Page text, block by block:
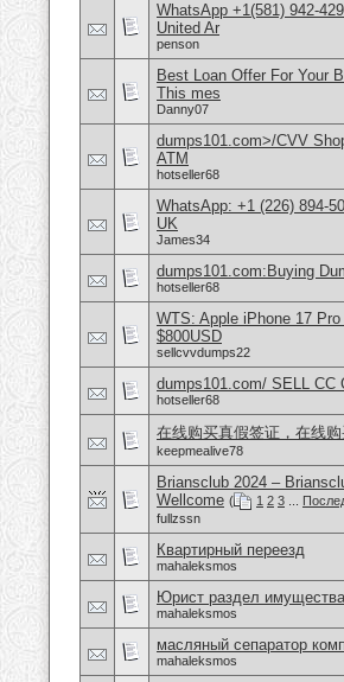
WhatsApp +1(581) 942-
United Ar
penson
Best Loan Offer For Your
This mes
Danny07
dumps101.com>/CVV
ATM
hotseller68
WhatsApp: +1 (226) 894-
UK
James34
dumps101.com:Buying
hotseller68
WTS: Apple iPhone 17
$800USD
sellcvvdumps22
dumps101.com/ SELL CC
hotseller68
在线购买真假签证，在线
keepmealive78
Briansclub 2024 –
Wellcome ( 1 2 3
fullzssn
Квартирный переезд
mahaleksmos
Юрист раздел
mahaleksmos
масляный сепаратор
mahaleksmos